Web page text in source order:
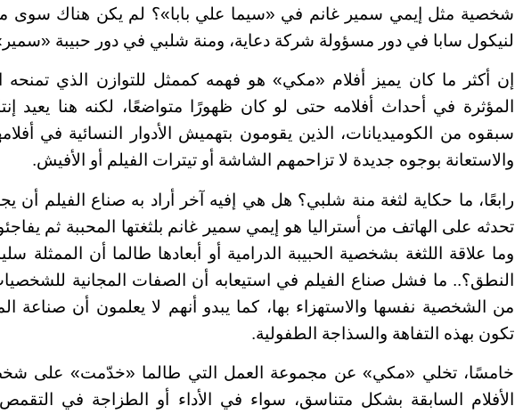
شخصية مثل إيمي سمير غانم في «سيما علي بابا»؟ لم يكن هناك سوى
لنيكول سابا في دور مسؤولة شركة دعاية، ومنة شلبي في دور حبيبة
إن أكثر ما كان يميز أفلام «مكي» هو فهمه كممثل للتوازن الذي تمنحه
المؤثرة في أحداث أفلامه حتى لو كان ظهورًا متواضعًا، لكنه هنا يعيد
سبقوه من الكوميديانات، الذين يقومون بتهميش الأدوار النسائية في
والاستعانة بوجوه جديدة لا تزاحمهم الشاشة أو تيترات الفيلم أو الأفيش.
رابعًا، ما حكاية لثغة منة شلبي؟ هل هي إفيه آخر أراد به صناع الفيلم أن
تحدثه على الهاتف من أستراليا هو إيمي سمير غانم بلثغتها المحببة ثم
وما علاقة اللثغة بشخصية الحبيبة الدرامية أو أبعادها طالما أن الممثلة
النطق؟.. ما فشل صناع الفيلم في استيعابه أن الصفات المجانية
من الشخصية نفسها والاستهزاء بها، كما يبدو أنهم لا يعلمون أن صناعة
تكون بهذه التفاهة والسذاجة الطفولية.
خامسًا، تخلي «مكي» عن مجموعة العمل التي طالما «خدّمت» على
الأفلام السابقة بشكل متناسق، سواء في الأداء أو الطزاجة في